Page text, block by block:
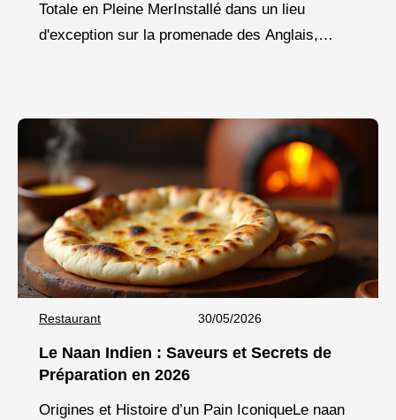
Totale en Pleine MerInstallé dans un lieu
d'exception sur la promenade des Anglais,
Restaurant 30/05/2026
Le Naan Indien : Saveurs et Secrets de
Préparation en 2026
Origines et Histoire d’un Pain IconiqueLe naan